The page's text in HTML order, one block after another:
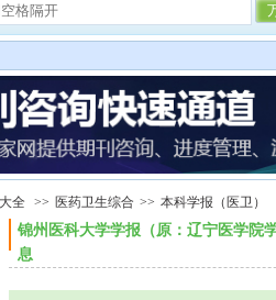
全 >> 医药卫生综合 >> 本科学报（医卫）
锦州医科大学学报（原：辽宁医学院
息